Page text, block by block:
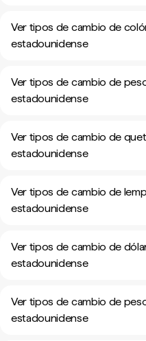
Ver tipos de cambio de
estadounidense
Ver tipos de cambio de
estadounidense
Ver tipos de cambio de
estadounidense
Ver tipos de cambio de
estadounidense
Ver tipos de cambio de
estadounidense
Ver tipos de cambio de
estadounidense